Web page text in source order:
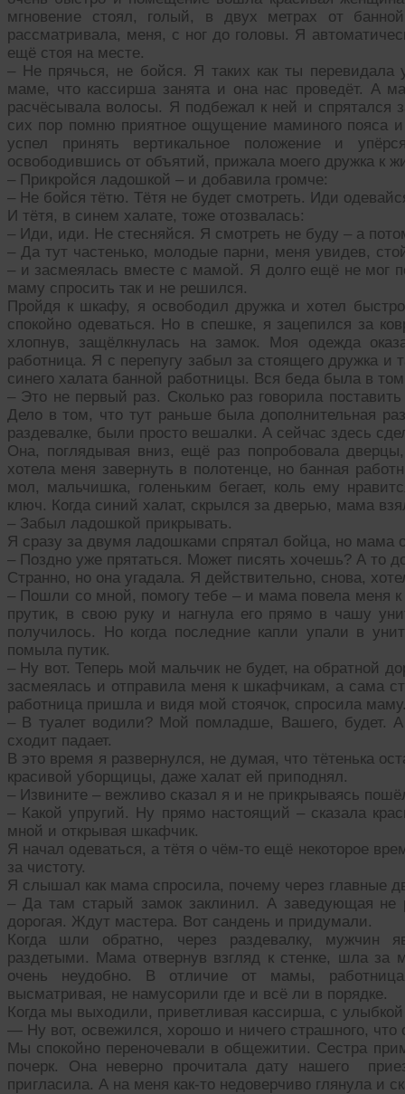
мгновение стоял, голый, в двух метрах от
рассматривала, меня, с ног до головы. Я
ещё стоя на месте.
– Не прячься, не бойся. Я таких как ты перевидала
маме, что кассирша занята и она нас проведёт. А
расчёсывала волосы. Я подбежал к ней и
сих пор помню приятное ощущение маминого пояса
успел принять вертикальное положение и
освободившись от объятий, прижала моего дружка к
– Прикройся ладошкой – и добавила громче:
– Не бойся тётю. Тётя не будет смотреть. Иди
И тётя, в синем халате, тоже отозвалась:
– Иди, иди. Не стесняйся. Я смотреть не буду – а
– Да тут частенько, молодые парни, меня увидев,
– и засмеялась вместе с мамой. Я долго ещё не мог
маму спросить так и не решился.
Пройдя к шкафу, я освободил дружка и хотел
спокойно одеваться. Но в спешке, я зацепился за
хлопнув, защёлкнулась на замок. Моя одежда
работница. Я с перепугу забыл за стоящего дружка и
синего халата банной работницы. Вся беда была в
– Это не первый раз. Сколько раз говорила
Дело в том, что тут раньше была дополнительная
раздевалке, были просто вешалки. А сейчас здесь
Она, поглядывая вниз, ещё раз попробовала
хотела меня завернуть в полотенце, но банная
мол, мальчишка, голеньким бегает, коль ему
ключ. Когда синий халат, скрылся за дверью, мама
– Забыл ладошкой прикрывать.
Я сразу за двумя ладошками спрятал бойца, но мама
– Поздно уже прятаться. Может писять хочешь? А то
Странно, но она угадала. Я действительно, снова,
– Пошли со мной, помогу тебе – и мама повела меня к
прутик, в свою руку и нагнула его прямо в чашу
получилось. Но когда последние капли упали в
помыла путик.
– Ну вот. Теперь мой мальчик не будет, на обратной
засмеялась и отправила меня к шкафчикам, а сама
работница пришла и видя мой стоячок, спросила
– В туалет водили? Мой помладше, Вашего, будет. А
сходит падает.
В это время я развернулся, не думая, что тётенька
красивой уборщицы, даже халат ей приподнял.
– Извините – вежливо сказал я и не прикрываясь
– Какой упругий. Ну прямо настоящий – сказала
мной и открывая шкафчик.
Я начал одеваться, а тётя о чём-то ещё некоторое
за чистоту.
Я слышал как мама спросила, почему через главные
– Да там старый замок заклинил. А заведующая не
дорогая. Ждут мастера. Вот сандень и придумали.
Когда шли обратно, через раздевалку, мужчин
раздетыми. Мама отвернув взгляд к стенке, шла
очень неудобно. В отличие от мамы,
высматривая, не намусорили где и всё ли в порядке.
Когда мы выходили, приветливая кассирша, с
— Ну вот, освежился, хорошо и ничего страшного,
Мы спокойно переночевали в общежитии. Сестра
почерк. Она неверно прочитала дату нашего
пригласила. А на меня как-то недоверчиво глянула и